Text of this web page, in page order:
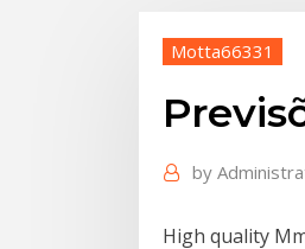
Motta66331
by
High quality